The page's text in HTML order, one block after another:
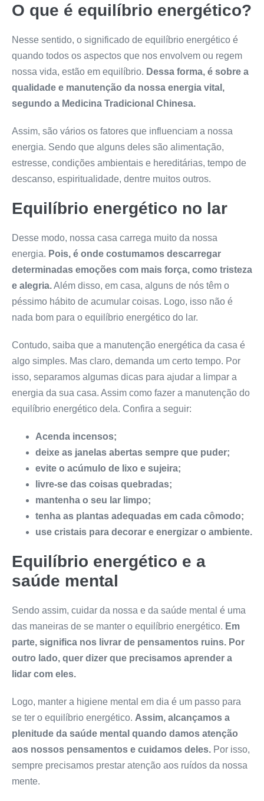
O que é equilíbrio energético?
Nesse sentido, o significado de equilíbrio energético é
quando todos os aspectos que nos envolvem ou regem
nossa vida, estão em equilíbrio. Dessa forma, é sobre a
qualidade e manutenção da nossa energia vital,
segundo a Medicina Tradicional Chinesa.
Assim, são vários os fatores que influenciam a nossa
energia. Sendo que alguns deles são alimentação,
estresse, condições ambientais e hereditárias, tempo de
descanso, espiritualidade, dentre muitos outros.
Equilíbrio energético no lar
Desse modo, nossa casa carrega muito da nossa
energia. Pois, é onde costumamos descarregar
determinadas emoções com mais força, como tristeza
e alegria.Além disso, em casa, alguns de nós têm o
péssimo hábito de acumular coisas. Logo, isso não é
nada bom para o equilíbrio energético do lar.
Contudo, saiba que a manutenção energética da casa é
algo simples. Mas claro, demanda um certo tempo. Por
isso, separamos algumas dicas para ajudar a limpar a
energia da sua casa. Assim como fazer a manutenção do
equilíbrio energético dela. Confira a seguir:
Acenda incensos;
deixe as janelas abertas sempre que puder;
evite o acúmulo de lixo e sujeira;
livre-se das coisas quebradas;
mantenha o seu lar limpo;
tenha as plantas adequadas em cada cômodo;
use cristais para decorar e energizar o ambiente.
Equilíbrio energético e a
saúde mental
Sendo assim, cuidar da nossa e da saúde mental é uma
das maneiras de se manter o equilíbrio energético. Em
parte, significa nos livrar de pensamentos ruins. Por
outro lado, quer dizer que precisamos aprender a
lidar com eles.
Logo, manter a higiene mental em dia é um passo para
se ter o equilíbrio energético. Assim, alcançamos a
plenitude da saúde mental quando damos atenção
aos nossos pensamentos e cuidamos deles. Por isso,
sempre precisamos prestar atenção aos ruídos da nossa
mente.